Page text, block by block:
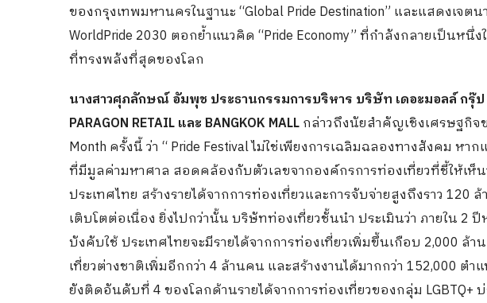
ของกรุงเทพมหานครในฐานะ “Global Pride Destination” และแสดงเจ
WorldPride 2030 ตอกย้ำแนวคิด “Pride Economy” ที่กำลังกลายเป็นหนึ่
ที่ทรงพลังที่สุดของโลก
นางสาวศุภลักษณ์ อัมพุช ประธานกรรมการบริหาร บริษัท เดอะมอลล์ กรุ๊ป
PARAGON RETAIL และ BANGKOK MALLกล่าวถึงนัยสำคัญเชิงเศรษฐกิจ
Month ครั้งนี้ ว่า “ Pride Festival ไม่ใช่เพียงการเฉลิมฉลองทางสังคม ห
ที่มีมูลค่ามหาศาล สอดคล้องกับตัวเลขจากองค์กรการท่องเที่ยวที่ชี้ให้เห็น
ประเทศไทย สร้างรายได้จากการท่องเที่ยวและการจับจ่ายสูงถึงราว 120
เติบโตต่อเนื่อง ยิ่งไปกว่านั้น บริษัทท่องเที่ยวชั้นนำ ประเมินว่า ภายใน 2
บังคับใช้ ประเทศไทยจะมีรายได้จากการท่องเที่ยวเพิ่มขึ้นเกือบ 2,000
เที่ยวต่างชาติเพิ่มอีกกว่า 4 ล้านคน และสร้างงานได้มากกว่า 152,000 ต
ยังติดอันดับที่ 4 ของโลกด้านรายได้จากการท่องเที่ยวของกลุ่ม